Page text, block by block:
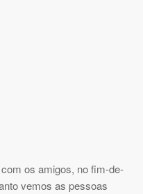
os amigos, no fim-de-
vemos as pessoas